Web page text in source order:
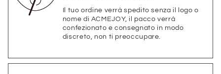
Il tuo ordine verrà spedito senza il logo o
nome di ACMEJOY, il pacco verrà
confezionato e consegnato in modo
discreto, non ti preoccupare.